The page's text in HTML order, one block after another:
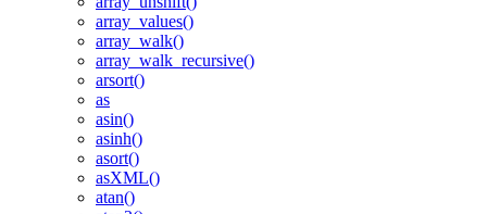
array_values()
array_walk()
array_walk_recursive()
arsort()
as
asin()
asinh()
asort()
asXML()
atan()